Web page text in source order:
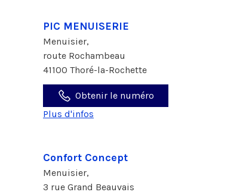
PIC MENUISERIE
Menuisier,
route Rochambeau
41100 Thoré-la-Rochette
Obtenir le numéro
Plus d'infos
Confort Concept
Menuisier,
3 rue Grand Beauvais